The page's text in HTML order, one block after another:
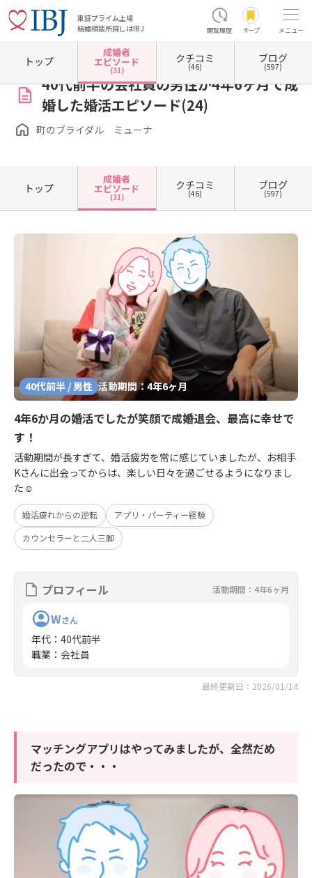
東証プライム上場
結婚相談所探しはIBJ
閲覧履歴 キープ メニュー
ホーム 大阪府の結婚相談所 大阪府羽曳野市 町のブライダル ミューナ 成婚者エピ
40代前半の会社員の男性が4年6ヶ月で成
婚した婚活エピソード(24)
町のブライダル ミューナ
トップ
成婚者
エピソード
(31)
クチコミ
(46)
ブログ
(597)
トップ
成婚者
エピソード
(31)
クチコミ
(46)
ブログ
(597)
40代前半 / 男性 活動期間：4年6ヶ月
4年6か月の婚活でしたが笑顔で成婚退会、最高に幸せで
す！
活動期間が長すぎて、婚活疲労を常に感じていましたが、お相手
Kさんに出会ってからは、楽しい日々を過ごせるようになりまし
た☺
婚活疲れからの逆転
アプリ・パーティー経験
カウンセラーと二人三脚
プロフィール 活動期間：4年6ヶ月
Wさん
年代 ： 40代前半
職業 ： 会社員
最終更新日：2026/01/14
マッチングアプリはやってみましたが、全然だめ
だったので・・・